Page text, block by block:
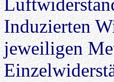
Induzierten
jeweiligen